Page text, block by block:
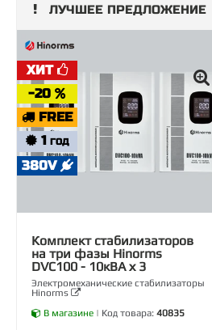
ЛУЧШЕЕ ПРЕДЛОЖЕНИЕ
ХИТ
-20
FREE
1 ГОД
380V
Комплект стабилизаторов
на три фазы Hinorms
DVC100 - 10кВА х 3
Электромеханические стабилизаторы
Hinorms
В магазине | Код товара: 40835